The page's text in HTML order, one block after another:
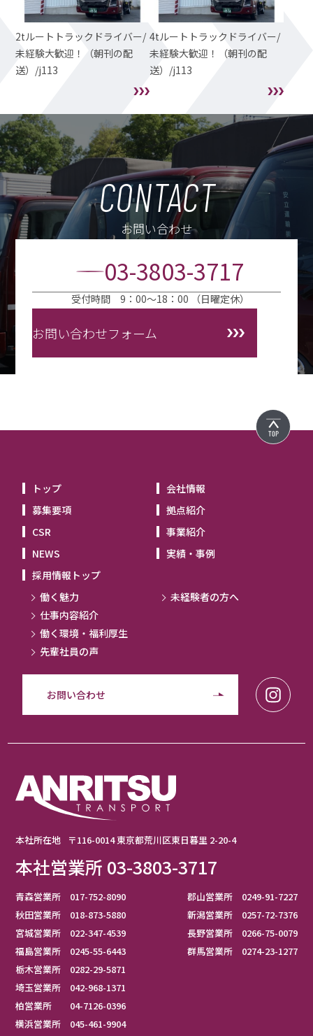
2tルートトラックドライバー/
未経験大歓迎！（朝刊の配
送）/j113
4tルートトラックドライバー/
未経験大歓迎！（朝刊の配
送）/j113
CONTACT
お問い合わせ
03-3803-3717
受付時間 9：00～18：00 （日曜定休）
お問い合わせフォーム
トップ
募集要項
CSR
NEWS
会社情報
拠点紹介
事業紹介
実績・事例
採用情報トップ
働く魅力
未経験者の方へ
働く環境・福利厚生
仕事内容紹介
先輩社員の声
お問い合わせ
本社所在地 〒116-0014 東京都荒川区東日暮里 2-20-4
本社営業所 03-3803-3717
青森営業所 017-752-8090
秋田営業所 018-873-5880
宮城営業所 022-347-4539
福島営業所 0245-55-6443
郡山営業所 0249-91-7227
新潟営業所 0257-72-7376
長野営業所 0266-75-0079
群馬営業所 0274-23-1277
栃木営業所 0282-29-5871
埼玉営業所 042-968-1371
柏営業所 04-7126-0396
横浜営業所 045-461-9904